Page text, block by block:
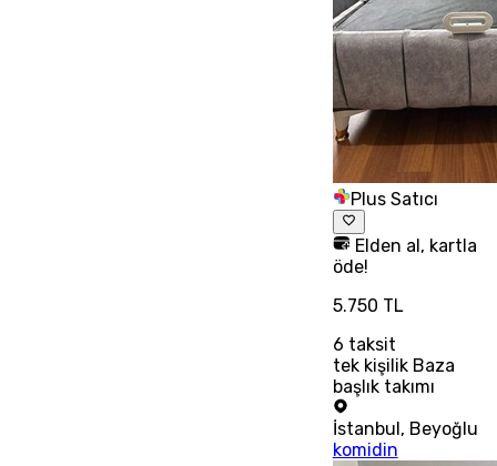
Plus Satıcı
Elden al, kartla
öde!
5.750 TL
6 taksit
tek kişilik Baza
başlık takımı
İstanbul , Beyoğlu
komidin